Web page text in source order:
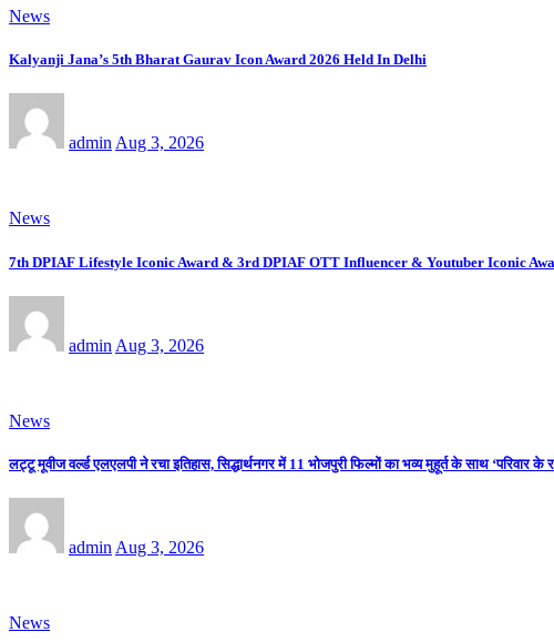
News
Kalyanji Jana’s 5th Bharat Gaurav Icon Award 2026 Held In Delhi
admin Aug 3, 2026
News
7th DPIAF Lifestyle Iconic Award & 3rd DPIAF OTT Influencer & Youtuber Iconic
admin Aug 3, 2026
News
लट्टू मूवीज वर्ल्ड एलएलपी ने रचा इतिहास, सिद्धार्थनगर में 11 भोजपुरी फिल्मों का भव्य मुहूर्त के साथ ‘परिवार
admin Aug 3, 2026
News